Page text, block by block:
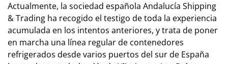
Actualmente, la sociedad española Andalucía Shipping
& Trading ha recogido el testigo de toda la experiencia
acumulada en los intentos anteriores, y trata de poner
en marcha una línea regular de contenedores
refrigerados desde varios puertos del sur de España